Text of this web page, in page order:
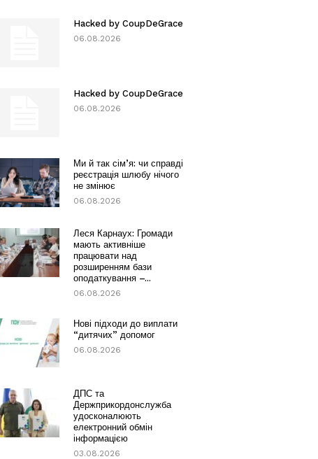
Hacked by CoupDeGrace
06.08.2026
Hacked by CoupDeGrace
06.08.2026
Ми й так сім’я: чи справді
реєстрація шлюбу нічого
не змінює
06.08.2026
Леся Карнаух: Громади
мають активніше
працювати над
розширенням бази
оподаткування –...
06.08.2026
Нові підходи до виплати
“дитячих” допомог
06.08.2026
ДПС та
Держприкордонслужба
удосконалюють
електронний обмін
інформацією
03.08.2026